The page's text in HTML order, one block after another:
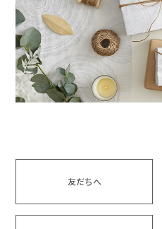
友だちへ